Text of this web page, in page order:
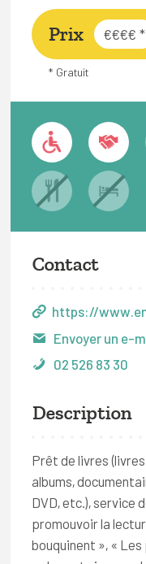
Prix €€€€ *
* Gratuit
Contact
https://
Envoyer un e-
02 526 83 30
Description
Prêt de livres
albums,
DVD, etc.), service
promouvoir la
bouquinent », «